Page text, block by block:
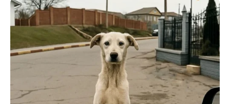
09:01 / 06 Avqust 2026 CƏMİYYƏT